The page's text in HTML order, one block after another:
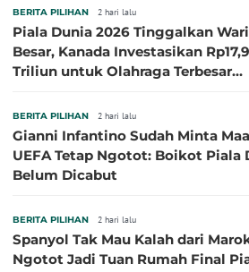
BERITA PILIHAN 2 hari lalu
Piala Dunia 2026 Tinggalkan
Besar, Kanada Investasikan Rp17,9
Triliun untuk Olahraga Terbesar
BERITA PILIHAN 2 hari lalu
Gianni Infantino Sudah Minta
UEFA Tetap Ngotot: Boikot Piala
Belum Dicabut
BERITA PILIHAN 2 hari lalu
Spanyol Tak Mau Kalah dari
Ngotot Jadi Tuan Rumah Final